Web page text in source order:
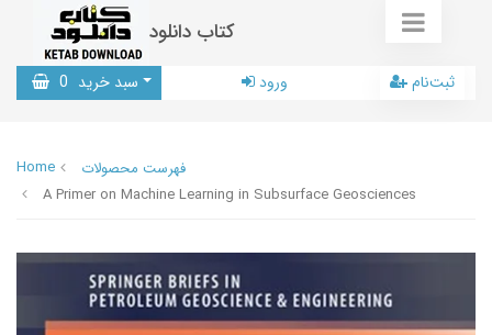
کتاب دانلود
سبد خرید 0 ورود ثبت‌نام
Home
فهرست محصولات
A Primer on Machine Learning in Subsurface Geosciences